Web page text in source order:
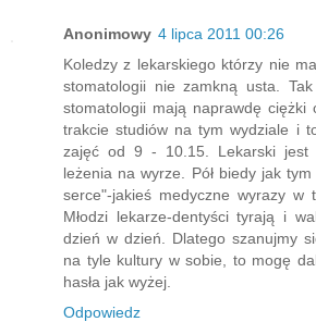
Anonimowy 4 lipca 2011 00:26
Koledzy z lekarskiego którzy nie
stomatologii nie zamkną usta.
stomatologii mają naprawdę ciężki
trakcie studiów na tym wydziale i
zajęć od 9 - 10.15. Lekarski jest
leżenia na wyrze. Pół biedy jak
serce"-jakieś medyczne wyrazy w
Młodzi lekarze-dentyści tyrają i
dzień w dzień. Dlatego szanujmy
na tyle kultury w sobie, to mogę
hasła jak wyżej.
Odpowiedz